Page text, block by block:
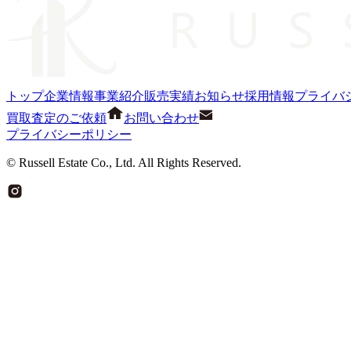
トップ企業情報事業紹介販売実績お知らせ採用情報プライバ
買取査定のご依頼
お問い合わせ
プライバシーポリシー
© Russell Estate Co., Ltd. All Rights Reserved.